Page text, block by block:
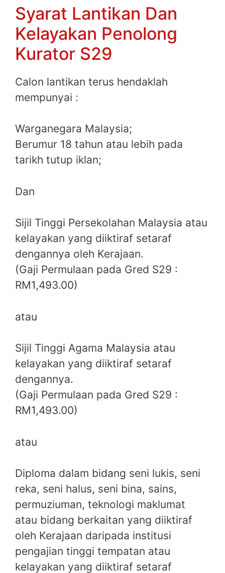
Syarat Lantikan Dan
Kelayakan Penolong
Kurator S29
Calon lantikan terus hendaklah
mempunyai :
Warganegara Malaysia;
Berumur 18 tahun atau lebih pada
tarikh tutup iklan;
Dan
Sijil Tinggi Persekolahan Malaysia atau
kelayakan yang diiktiraf setaraf
dengannya oleh Kerajaan.
(Gaji Permulaan pada Gred S29 :
RM1,493.00)
atau
Sijil Tinggi Agama Malaysia atau
kelayakan yang diiktiraf setaraf
dengannya.
(Gaji Permulaan pada Gred S29 :
RM1,493.00)
atau
Diploma dalam bidang seni lukis, seni
reka, seni halus, seni bina, sains,
permuziuman, teknologi maklumat
atau bidang berkaitan yang diiktiraf
oleh Kerajaan daripada institusi
pengajian tinggi tempatan atau
kelayakan yang diiktiraf setaraf